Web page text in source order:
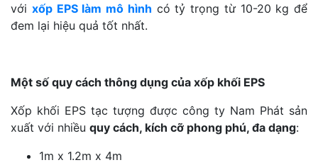
với xốp EPS làm mô hình có tỷ trọng từ 10-20 kg để
đem lại hiệu quả tốt nhất.
Một số quy cách thông dụng của xốp khối EPS
Xốp khối EPS tạc tượng được công ty Nam Phát sản
xuất với nhiều quy cách, kích cỡ phong phú, đa dạng:
1m x 1.2m x 4m